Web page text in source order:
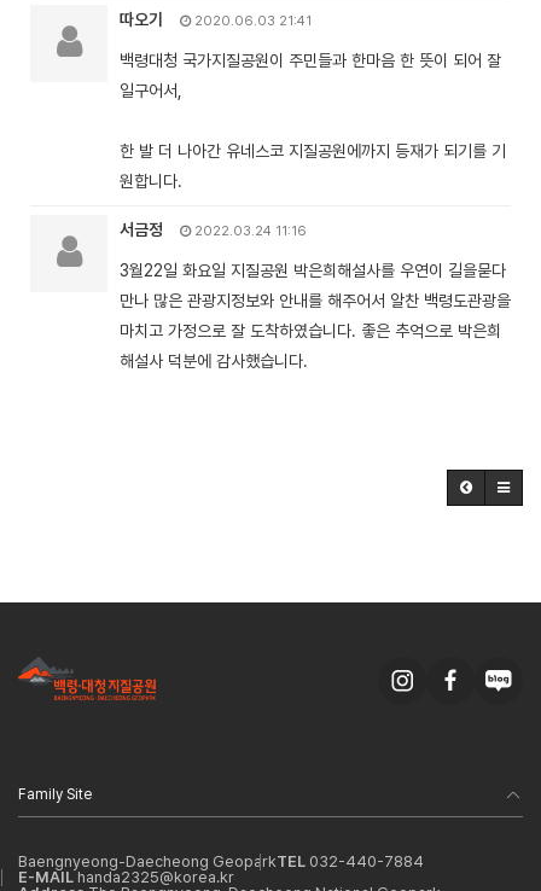
따오기 2020.06.03 21:41
백령대청 국가지질공원이 주민들과 한마음 한 뜻이 되어 잘
일구어서,
한 발 더 나아간 유네스코 지질공원에까지 등재가 되기를 기
원합니다.
서금정 2022.03.24 11:16
3월22일 화요일 지질공원 박은희해설사를 우연이 길을묻다
만나 많은 관광지정보와 안내를 해주어서 알찬 백령도관광을
마치고 가정으로 잘 도착하였습니다. 좋은 추억으로 박은희
해설사 덕분에 감사했습니다.
Family Site
Baengnyeong-Daecheong GeoparkTEL 032-440-7884
E-MAIL handa2325@korea.kr